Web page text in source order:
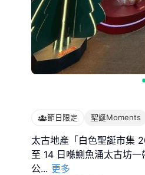
節日限定 聖誕Moments
太古地產「白色聖誕市集
至 14 日喺鰂魚涌太古坊
公... 更多